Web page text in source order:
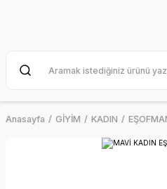
Anasayfa GİYİM KADIN